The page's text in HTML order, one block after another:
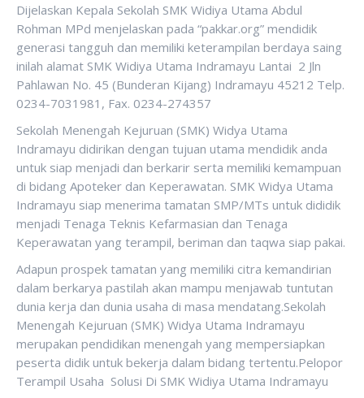
Dijelaskan Kepala Sekolah SMK Widiya Utama Abdul
Rohman MPd menjelaskan pada “pakkar.org” mendidik
generasi tangguh dan memiliki keterampilan berdaya saing
inilah alamat SMK Widiya Utama Indramayu Lantai 2 Jln
Pahlawan No. 45 (Bunderan Kijang) Indramayu 45212 Telp.
0234-7031981, Fax. 0234-274357
Sekolah Menengah Kejuruan (SMK) Widya Utama
Indramayu didirikan dengan tujuan utama mendidik anda
untuk siap menjadi dan berkarir serta memiliki kemampuan
di bidang Apoteker dan Keperawatan. SMK Widya Utama
Indramayu siap menerima tamatan SMP/MTs untuk dididik
menjadi Tenaga Teknis Kefarmasian dan Tenaga
Keperawatan yang terampil, beriman dan taqwa siap pakai.
Adapun prospek tamatan yang memiliki citra kemandirian
dalam berkarya pastilah akan mampu menjawab tuntutan
dunia kerja dan dunia usaha di masa mendatang.Sekolah
Menengah Kejuruan (SMK) Widya Utama Indramayu
merupakan pendidikan menengah yang mempersiapkan
peserta didik untuk bekerja dalam bidang tertentu.Pelopor
Terampil Usaha Solusi Di SMK Widiya Utama Indramayu